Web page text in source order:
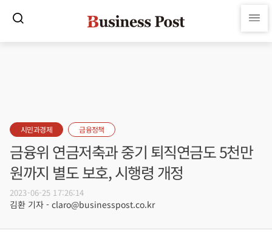
시민과경제 금융정책
금융위 연금저축과 중기 퇴직연금도 5천만
원까지 별도 보호, 시행령 개정
2023-06-25 17:26:14
김환 기자 - claro@businesspost.co.kr